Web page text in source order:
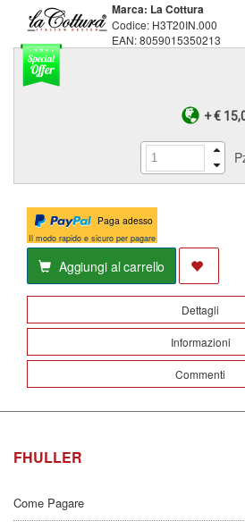
Marca: La Cottura
Codice: H3T20IN.000
EAN:8059015350213
+ €
Paga adesso
Il modo rapido e sicuro per pagare
Aggiungi al carrello
Dettagli
Informazioni
Commenti
FHULLER
Come Pagare